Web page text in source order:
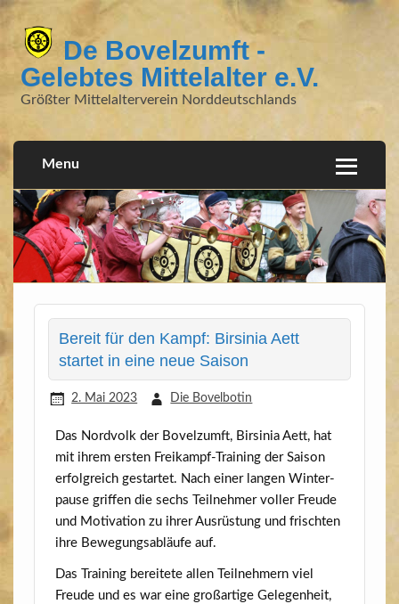
De Bovelzumft -
Gelebtes Mittelalter e.V.
Größter Mittelalterverein Norddeutschlands
Menu
Bereit für den Kampf: Birsinia Aett
startet in eine neue Saison
2. Mai 2023 Die Bovelbotin
Das Nord­volk der Bovelzumft, Bir­si­nia Aett, hat
mit ihrem ers­ten Frei­kampf-Trai­ning der Sai­son
erfolg­reich gestar­tet. Nach einer lan­gen Win­ter­
pau­se grif­fen die sechs Teil­neh­mer vol­ler Freu­de
und Moti­va­ti­on zu ihrer Aus­rüs­tung und frisch­ten
ihre Bewe­gungs­ab­läu­fe auf.
Das Trai­ning berei­te­te allen Teil­neh­mern viel
Freu­de und es war eine groß­ar­ti­ge Gele­gen­heit,